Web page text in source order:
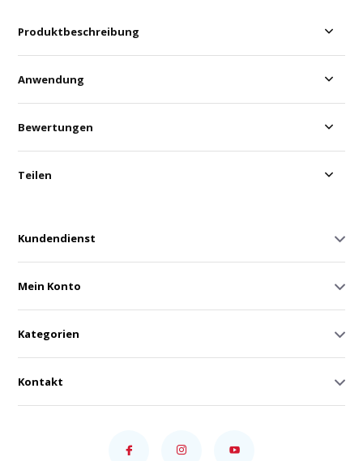
Produktbeschreibung
Anwendung
Bewertungen
Teilen
Kundendienst
Mein Konto
Kategorien
Kontakt